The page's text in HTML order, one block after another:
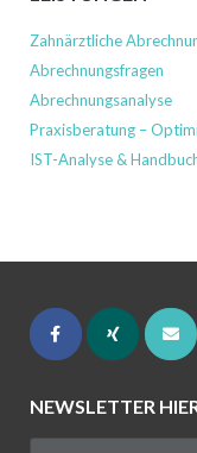
Zahnärztliche
Abrechnungsfragen
Abrechnungsanalyse
Praxisberatung –
IST-Analyse &
NEWSLETTER